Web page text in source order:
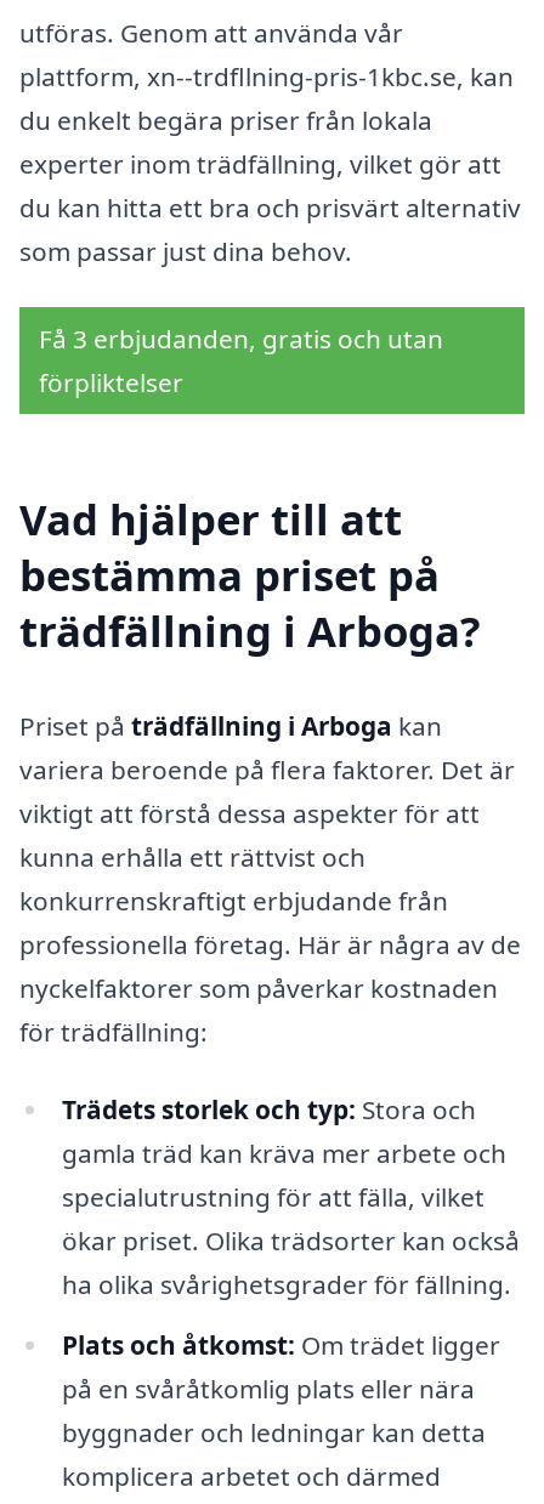
utföras. Genom att använda vår
plattform, xn--trdfllning-pris-1kbc.se, kan
du enkelt begära priser från lokala
experter inom trädfällning, vilket gör att
du kan hitta ett bra och prisvärt alternativ
som passar just dina behov.
Få 3 erbjudanden, gratis och utan
förpliktelser
Vad hjälper till att
bestämma priset på
trädfällning i Arboga?
Priset på trädfällning i Arboga kan
variera beroende på flera faktorer. Det är
viktigt att förstå dessa aspekter för att
kunna erhålla ett rättvist och
konkurrenskraftigt erbjudande från
professionella företag. Här är några av de
nyckelfaktorer som påverkar kostnaden
för trädfällning:
Trädets storlek och typ: Stora och
gamla träd kan kräva mer arbete och
specialutrustning för att fälla, vilket
ökar priset. Olika trädsorter kan också
ha olika svårighetsgrader för fällning.
Plats och åtkomst: Om trädet ligger
på en svåråtkomlig plats eller nära
byggnader och ledningar kan detta
komplicera arbetet och därmed